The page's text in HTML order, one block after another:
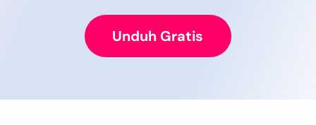
Unduh Gratis